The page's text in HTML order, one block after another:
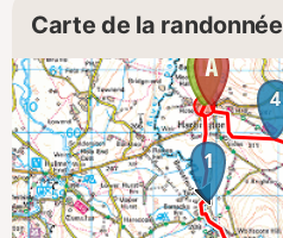
Carte de la randonnée
1
4